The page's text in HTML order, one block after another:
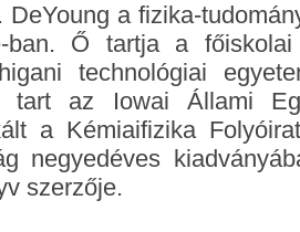
DeYoung a fizika-
ban. Ő tartja a
technológiai
tart az Iowai Állami
a Kémiaifizika
negyedéves
szerzője.